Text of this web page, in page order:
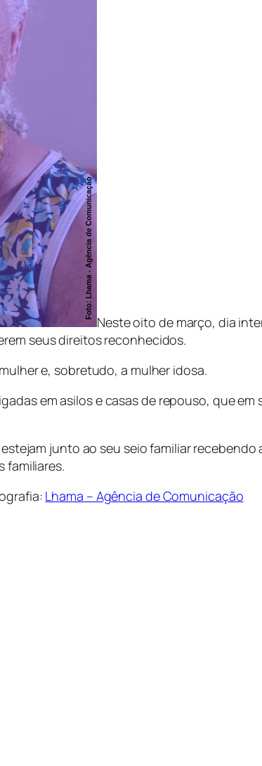
Neste oito de março, dia
seus direitos reconhecidos.
e, sobretudo, a mulher idosa.
em asilos e casas de repouso, que em
junto ao seu seio familiar recebendo
familiares.
Lhama – Agência de Comunicação